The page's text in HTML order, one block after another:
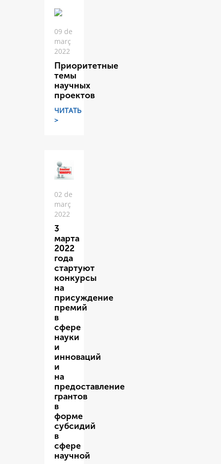
09 de
març
2022
Приоритетные
темы
научных
проектов
ЧИТАТЬ
>
02 de
març
2022
3
марта
2022
года
стартуют
конкурсы
на
присуждение
премий
в
сфере
науки
и
инноваций
и
на
предоставление
грантов
в
форме
субсидий
в
сфере
научной